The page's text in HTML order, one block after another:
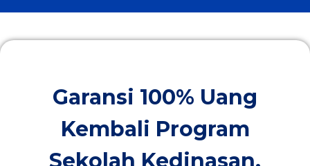
Garansi 100% Uang
Kembali Program
Sekolah Kedinasan,